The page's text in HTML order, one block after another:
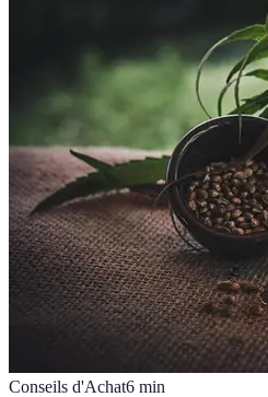
Conseils d'Achat6 min